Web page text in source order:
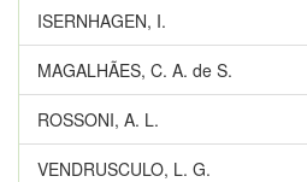
ISERNHAGEN, I.
MAGALHÃES, C. A. de S.
ROSSONI, A. L.
VENDRUSCULO, L. G.